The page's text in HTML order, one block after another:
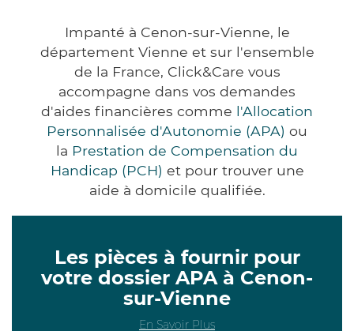
Impanté à Cenon-sur-Vienne, le
département Vienne et sur l'ensemble
de la France, Click&Care vous
accompagne dans vos demandes
d'aides financières comme l'Allocation
Personnalisée d'Autonomie (APA) ou
la Prestation de Compensation du
Handicap (PCH) et pour trouver une
aide à domicile qualifiée.
Les pièces à fournir pour
votre dossier APA à Cenon-
sur-Vienne
En Savoir Plus